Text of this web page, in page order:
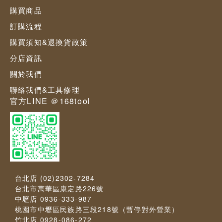
購買商品
訂購流程
購買須知&退換貨政策
分店資訊
關於我們
聯絡我們&工具修理
官方LINE ＠168tool
台北店 (02)2302-7284
台北市萬華區康定路226號
中壢店 0936-333-987
桃園市中壢區民族路三段218號（暫停對外營業）
竹北店 0928-086-272